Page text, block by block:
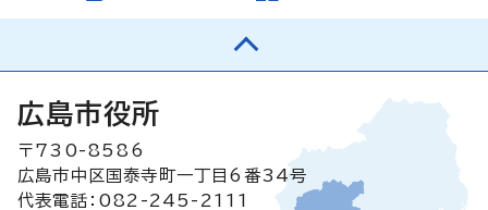
広島市役所
〒730-8586
広島市中区国泰寺町一丁目6番34号
代表電話：082-245-2111